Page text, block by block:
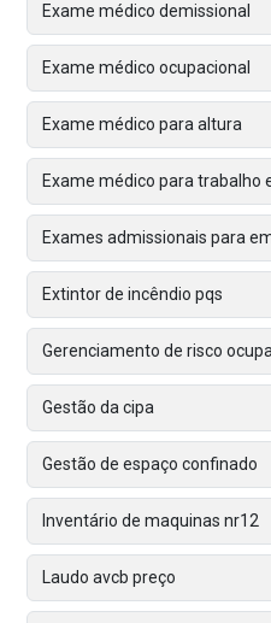
Exame médico demissional
Exame médico ocupacional
Exame médico para altura
Exame médico para trabalho
Exames admissionais para
Extintor de incêndio pqs
Gerenciamento de risco
Gestão da cipa
Gestão de espaço confinado
Inventário de maquinas nr12
Laudo avcb preço